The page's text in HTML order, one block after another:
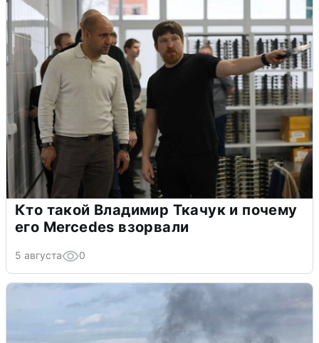
Кто такой Владимир Ткачук и почему
его Mercedes взорвали
5 августа 0